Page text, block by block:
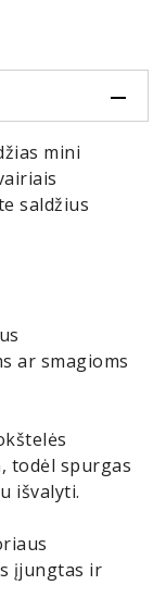
mini
saldžius
ar smagioms
todėl spurgas
išvalyti.
įjungtas ir